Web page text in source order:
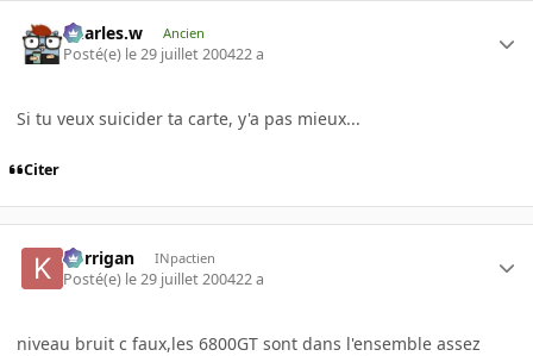
Charles.w Ancien
Posté(e) le 29 juillet 200422 a
Si tu veux suicider ta carte, y'a pas mieux...
Citer
korrigan INpactien
Posté(e) le 29 juillet 200422 a
niveau bruit c faux,les 6800GT sont dans l'ensemble assez